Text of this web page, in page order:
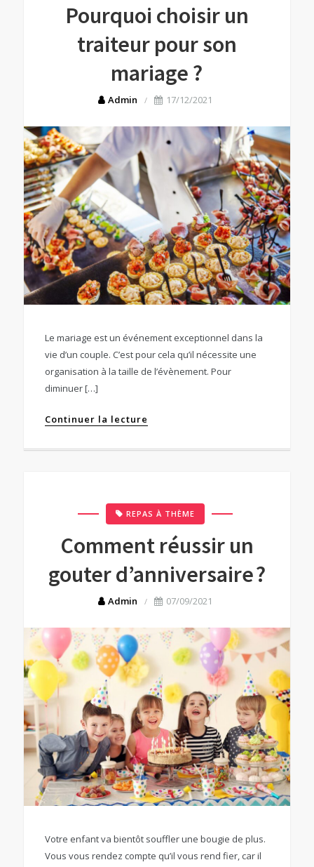
Pourquoi choisir un
traiteur pour son
mariage ?
Admin 17/12/2021
Le mariage est un événement exceptionnel dans la
vie d’un couple. C’est pour cela qu’il nécessite une
organisation à la taille de l’évènement. Pour
diminuer […]
Continuer la lecture
REPAS À THÈME
Comment réussir un
gouter d’anniversaire ?
Admin 07/09/2021
Votre enfant va bientôt souffler une bougie de plus.
Vous vous rendez compte qu’il vous rend fier, car il